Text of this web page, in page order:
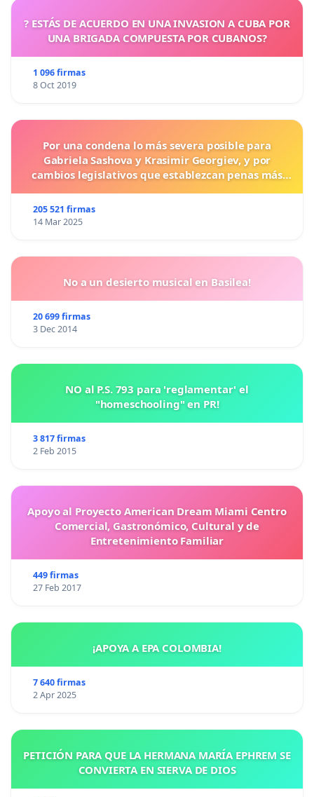
? ESTÁS DE ACUERDO EN UNA INVASION A CUBA POR
UNA BRIGADA COMPUESTA POR CUBANOS?
1 096 firmas
8 Oct 2019
Por una condena lo más severa posible para
Gabriela Sashova y Krasimir Georgiev, y por
cambios legislativos que establezcan penas más
205 521 firmas
14 Mar 2025
No a un desierto musical en Basilea!
20 699 firmas
3 Dec 2014
NO al P.S. 793 para 'reglamentar' el
"homeschooling" en PR!
3 817 firmas
2 Feb 2015
Apoyo al Proyecto American Dream Miami Centro
Comercial, Gastronómico, Cultural y de
Entretenimiento Familiar
449 firmas
27 Feb 2017
¡APOYA A EPA COLOMBIA!
7 640 firmas
2 Apr 2025
PETICIÓN PARA QUE LA HERMANA MARÍA EPHREM SE
CONVIERTA EN SIERVA DE DIOS